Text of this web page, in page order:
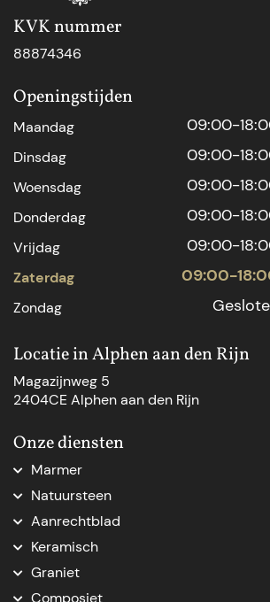
KVK nummer
88874346
Openingstijden
Maandag 09:00-
Dinsdag 09:00-
Woensdag 09:00-
Donderdag 09:00-
Vrijdag 09:00-
Zaterdag 09:00-
Zondag
Locatie in Alphen aan den Rijn
Magazijnweg 5
2404CE Alphen aan den Rijn
Onze diensten
Marmer
Marmer aanrechtblad
Marmer natuursteen
Marmer op maat
Marmeren blad op maat
Natuursteen
Natuursteen Den Haag
Natuursteenblad op maat
Natuursteen dorpel
Aanrechtblad
Aanrechtblad op maat
Nieuw keukenblad
Keukenblad vervangen
Keramisch
Keramische keukenbladen
Graniet
Graniet keukenblad op maat
Composiet